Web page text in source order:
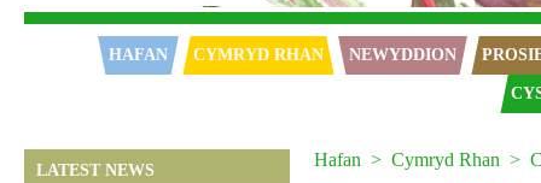
HAFAN CYMRYD RHAN NEWYDDION
LATEST NEWS
Hafan Cymryd Rhan